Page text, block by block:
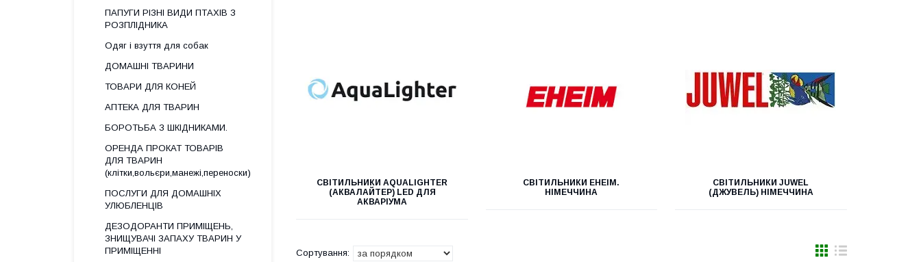
СВІТИЛЬНИКИ AQUALIGHTER
(АКВАЛАЙТЕР) LED ДЛЯ
АКВАРІУМА
СВІТИЛЬНИКИ EHEIM.
НІМЕЧЧИНА
СВІТИЛЬНИКИ JUWEL
(ДЖУВЕЛЬ) НІМЕЧЧИНА
ПАПУГИ РІЗНІ ВИДИ ПТАХІВ З
РОЗПЛІДНИКА
Одяг і взуття для собак
ДОМАШНІ ТВАРИНИ
ТОВАРИ ДЛЯ КОНЕЙ
АПТЕКА ДЛЯ ТВАРИН
БОРОТЬБА З ШКІДНИКАМИ.
ОРЕНДА ПРОКАТ ТОВАРІВ
ДЛЯ ТВАРИН
(клітки,вольєри,манежі,переноски)
ПОСЛУГИ ДЛЯ ДОМАШНІХ
УЛЮБЛЕНЦІВ
ДЕЗОДОРАНТИ ПРИМІЩЕНЬ,
ЗНИЩУВАЧІ ЗАПАХУ ТВАРИН У
ПРИМІЩЕННІ